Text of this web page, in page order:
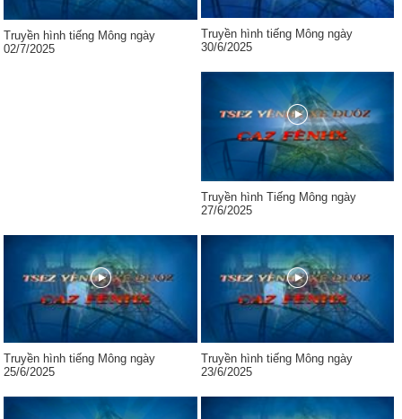
Truyền hình tiếng Mông ngày
02/7/2025
Truyền hình tiếng Mông ngày
30/6/2025
Truyền hình Tiếng Mông ngày
27/6/2025
Truyền hình tiếng Mông ngày
25/6/2025
Truyền hình tiếng Mông ngày
23/6/2025